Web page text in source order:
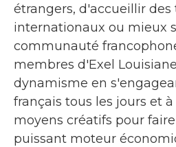
étrangers, d'accueillir des
internationaux ou mieux
communauté
membres d'Exel
dynamisme en
français tous les jours et
moyens créatifs pour
puissant moteur